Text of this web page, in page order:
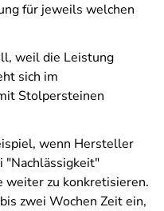
für jeweils welchen
weil die Leistung
sich im
Stolpersteinen
wenn Hersteller
"Nachlässigkeit"
weiter zu konkretisieren.
zwei Wochen Zeit ein,